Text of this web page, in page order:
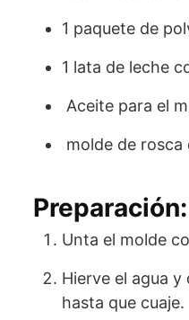
1 paquete de
1 lata de leche
Aceite para el
molde de
Preparación:
Unta el molde
Hierve el agua
hasta que cuaje.